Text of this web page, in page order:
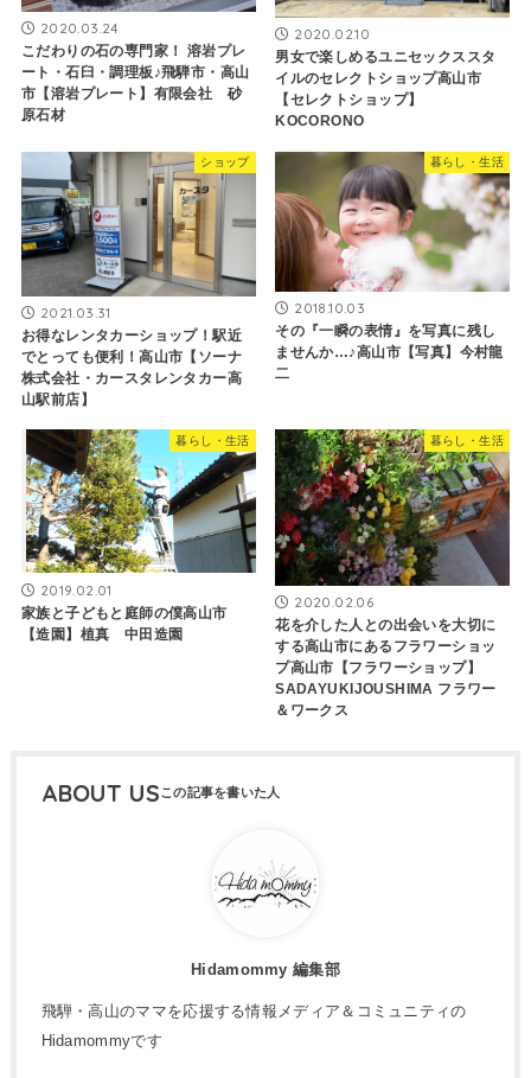
2020.03.24
こだわりの石の専門家！ 溶岩プレ
ート・石臼・調理板♪飛騨市・高山
市【溶岩プレート】有限会社 砂
原石材
2020.02.10
男女で楽しめるユニセックススタ
イルのセレクトショップ高山市
【セレクトショップ】
KOCORONO
ショップ
2021.03.31
お得なレンタカーショップ！駅近
でとっても便利！高山市【ソーナ
株式会社・カースタレンタカー高
山駅前店】
暮らし・生活
2018.10.03
その『一瞬の表情』を写真に残し
ませんか…♪高山市【写真】今村龍
二
暮らし・生活
2019.02.01
家族と子どもと庭師の僕高山市
【造園】植真 中田造園
暮らし・生活
2020.02.06
花を介した人との出会いを大切に
する高山市にあるフラワーショッ
プ高山市【フラワーショップ】
SADAYUKIJOUSHIMA フラワー
＆ワークス
ABOUT US
Hidamommy 編集部
飛騨・高山のママを応援する情報メディア＆コミュニティの
Hidamommyです